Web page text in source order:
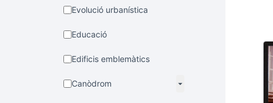
Evolució urbanística
Educació
Edificis emblemàtics
Canòdrom